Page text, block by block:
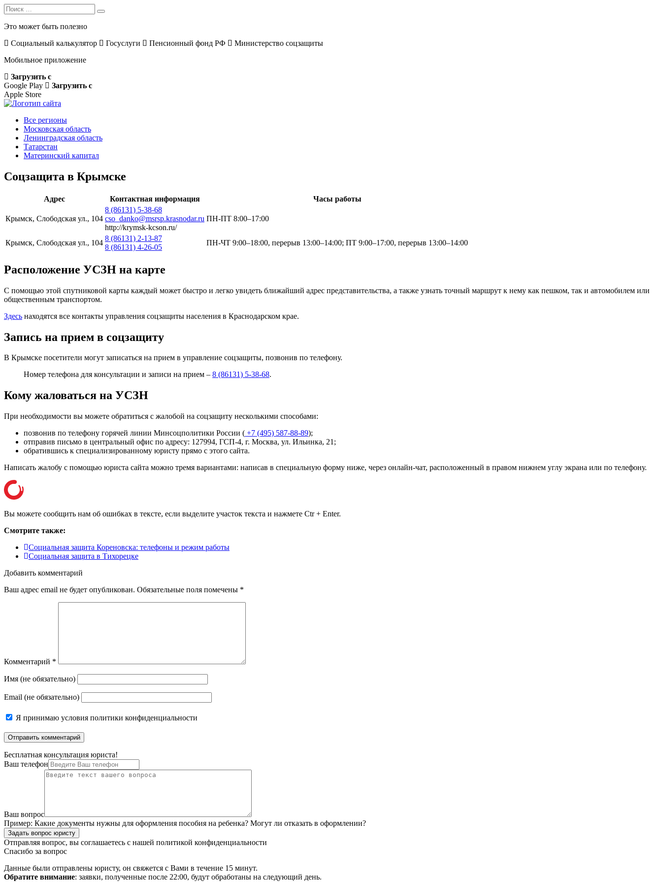
Search
for:
Search
Это может быть полезно
Социальный калькулятор
Госуслуги Пенсионный фонд РФ
Министерство соцзащиты
Мобильное приложение
Загрузить с
Google Play
Загрузить с
Apple Store
Все регионы
Московская область
Ленинградская область
Татарстан
Материнский капитал
Соцзащита в Крымске
Адрес Контактная информация Часы работы
Крымск, Слободская ул., 104
8 (86131) 5-38-68
cso_danko@msrsp.krasnodar.ru
http://krymsk-kcson.ru/
ПН-ПТ 8:00–17:00
Крымск, Слободская ул., 104
8 (86131) 2-13-87
8 (86131) 4-26-05
ПН-ЧТ 9:00–18:00, перерыв 13:00–14:00; ПТ 9:00–17:00, перерыв 13:00–14:00
Расположение УСЗН на карте
С помощью этой спутниковой карты каждый может быстро и легко увидеть ближайший адрес представительства, а также узнать точный маршрут к нему как пешком, так и автомобилем или
общественным транспортом.
Здесь находятся все контакты управления соцзащиты населения в Краснодарском крае.
Запись на прием в соцзащиту
В Крымске посетители могут записаться на прием в управление соцзащиты, позвонив по телефону.
Номер телефона для консультации и записи на прием – 8 (86131) 5-38-68.
Кому жаловаться на УСЗН
При необходимости вы можете обратиться с жалобой на соцзащиту несколькими способами:
позвонив по телефону горячей линии Минсоцполитики России ( +7 (495) 587-88-89);
отправив письмо в центральный офис по адресу: 127994, ГСП-4, г. Москва, ул. Ильинка, 21 ;
обратившись к специализированному юристу прямо с этого сайта.
Написать жалобу с помощью юриста сайта можно тремя вариантами: написав в специальную форму ниже, через онлайн-чат, расположенный в правом нижнем углу экрана или по телефону.
Вы можете сообщить нам об ошибках в тексте, если выделите участок текста и нажмете Ctr + Enter.
Смотрите также:
Социальная защита Кореновска: телефоны и режим работы
Социальная защита в Тихорецке
Добавить комментарий
Ваш адрес email не будет опубликован. Обязательные поля помечены *
Комментарий *
Имя (не обязательно)
Email (не обязательно)
Я принимаю условия политики конфиденциальности
Бесплатная консультация юриста!
Ваш телефон
Ваш вопрос
Пример: Какие документы нужны для оформления пособия на ребенка? Могут ли отказать в оформлении?
Задать вопрос юристу
Отправляя вопрос, вы соглашаетесь с нашей политикой конфиденциальности
Спасибо за вопрос
Данные были отправлены юристу, он свяжется с Вами в течение 15 минут.
Обратите внимание: заявки, полученные после 22:00, будут обработаны на следующий день.